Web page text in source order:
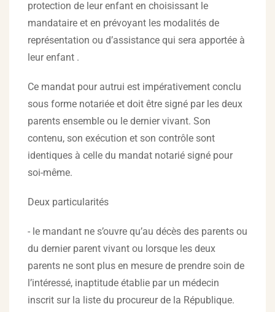
protection de leur enfant en choisissant le
mandataire et en prévoyant les modalités de
représentation ou d’assistance qui sera apportée à
leur enfant .
Ce mandat pour autrui est impérativement conclu
sous forme notariée et doit être signé par les deux
parents ensemble ou le dernier vivant. Son
contenu, son exécution et son contrôle sont
identiques à celle du mandat notarié signé pour
soi-même.
Deux particularités
- le mandant ne s’ouvre qu’au décès des parents ou
du dernier parent vivant ou lorsque les deux
parents ne sont plus en mesure de prendre soin de
l’intéressé, inaptitude établie par un médecin
inscrit sur la liste du procureur de la République.